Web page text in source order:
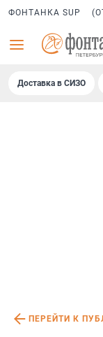
ФОНТАНКА SUP
Доставка в СИЗО
ПЕРЕЙТИ К